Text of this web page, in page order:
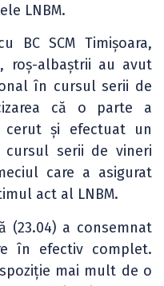
LNBM.
BC SCM Timișoara,
roș-albaștrii au avut
în cursul serii de
că o parte a
și efectuat un
serii de vineri
care a asigurat
act al LNBM.
(23.04) a consemnat
în efectiv complet.
mai mult de o